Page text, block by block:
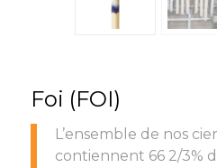
Foi (FOI)
L’ensemble de nos
contiennent 66 2/3%